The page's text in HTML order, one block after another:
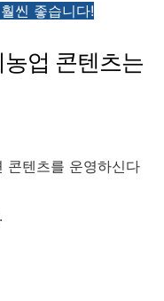
씬 좋습니다!
농업 콘텐츠는
콘텐츠를 운영하신다